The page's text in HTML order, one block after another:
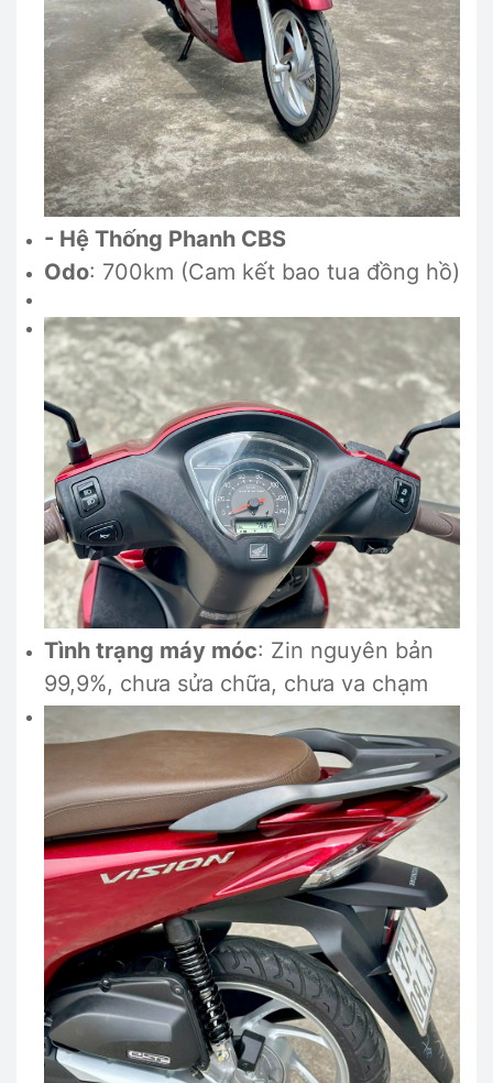
- Hệ Thống Phanh CBS
Odo: 700km (Cam kết bao tua đồng hồ)
Tình trạng máy móc: Zin nguyên bản
99,9%, chưa sửa chữa, chưa va chạm